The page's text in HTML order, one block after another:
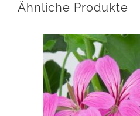
Ähnliche Produkte